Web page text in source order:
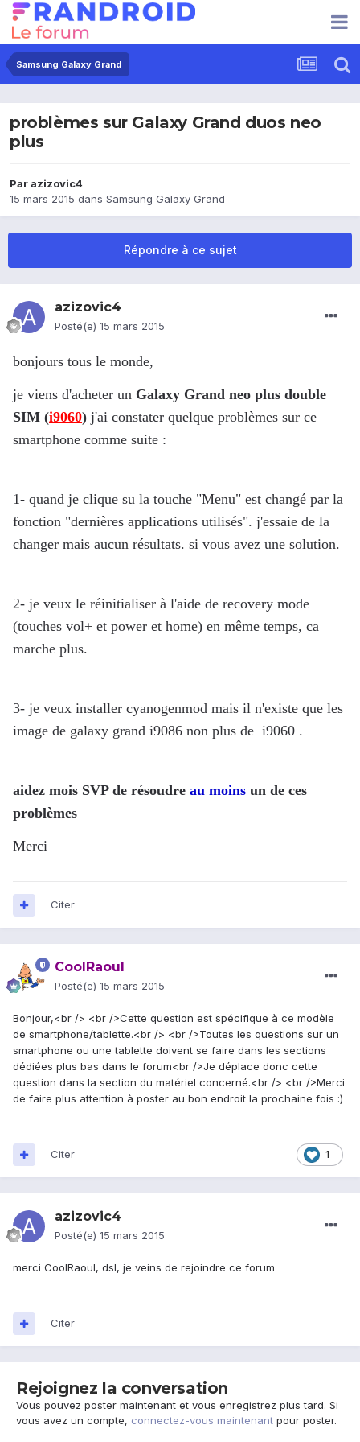
Samsung Galaxy Grand
problèmes sur Galaxy Grand duos neo
plus
Parazizovic4
15 mars 2015 dans Samsung Galaxy Grand
Répondre à ce sujet
azizovic4
Posté(e) 15 mars 2015
bonjours tous le monde,
je viens d'acheter un Galaxy Grand neo plus double
SIM (i9060) j'ai constater quelque problèmes sur ce
smartphone comme suite :
1- quand je clique su la touche "Menu" est changé par la
fonction "dernières applications utilisés". j'essaie de la
changer mais aucun résultats. si vous avez une solution.
2- je veux le réinitialiser à l'aide de recovery mode
(touches vol+ et power et home) en même temps, ca
marche plus.
3- je veux installer cyanogenmod mais il n'existe que les
image de galaxy grand i9086 non plus de i9060 .
aidez mois SVP de résoudre au moins un de ces
problèmes
Merci
Citer
CoolRaoul
Posté(e) 15 mars 2015
Bonjour,<br /> <br />Cette question est spécifique à ce modèle
de smartphone/tablette.<br /> <br />Toutes les questions sur un
smartphone ou une tablette doivent se faire dans les sections
dédiées plus bas dans le forum<br />Je déplace donc cette
question dans la section du matériel concerné.<br /> <br />Merci
de faire plus attention à poster au bon endroit la prochaine fois :)
1
Citer
azizovic4
Posté(e) 15 mars 2015
merci CoolRaoul, dsl, je veins de rejoindre ce forum
Citer
Rejoignez la conversation
Vous pouvez poster maintenant et vous enregistrez plus tard. Si
vous avez un compte, connectez-vous maintenant pour poster.